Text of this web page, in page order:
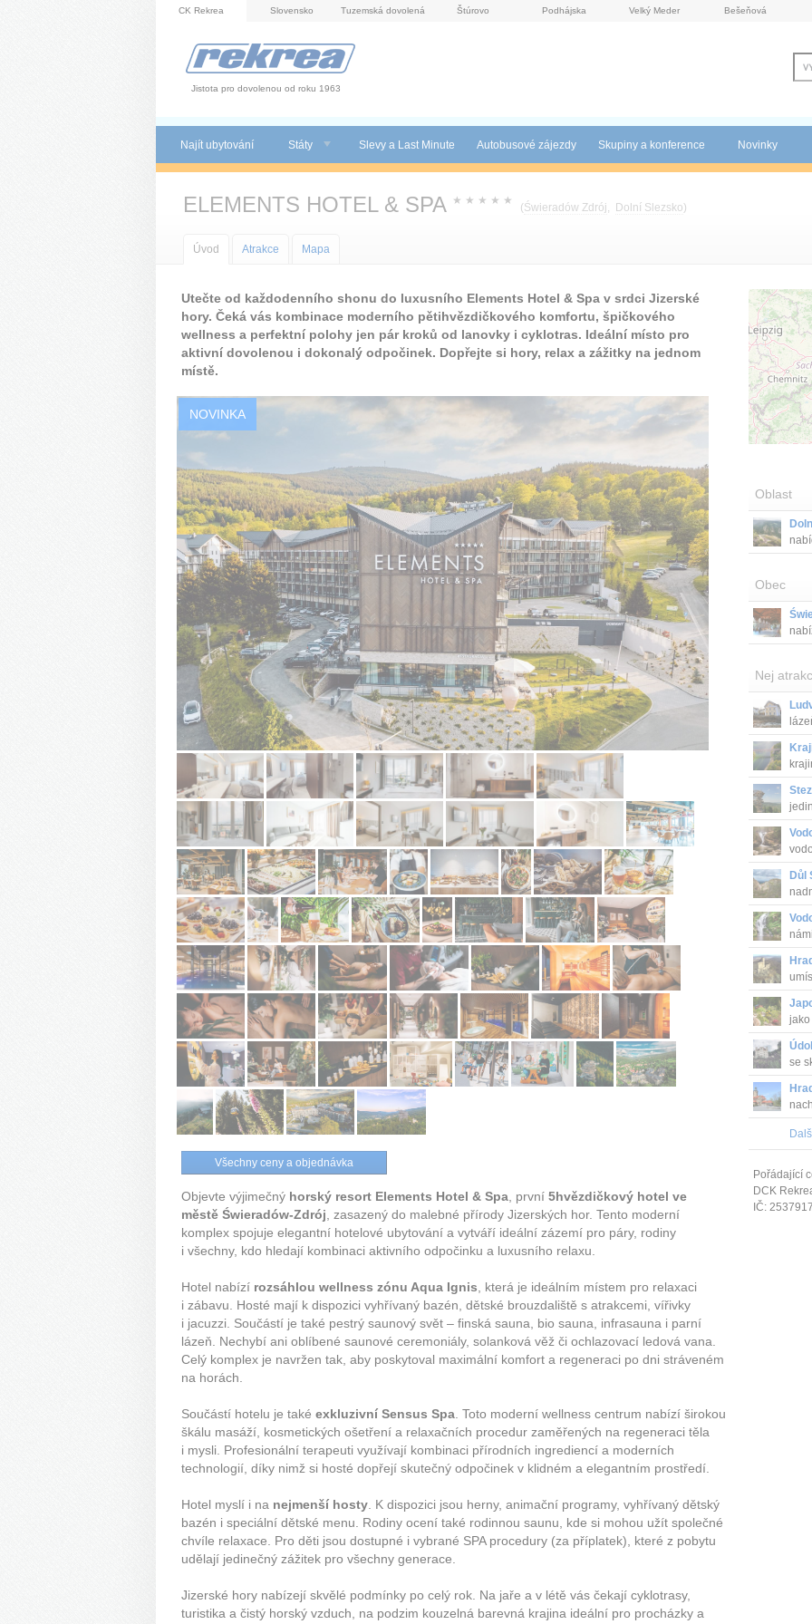
CK Rekrea Slovensko Tuzemská dovolená Štúrovo Podhájska Velký Meder Bešeňová
Jistota pro dovolenou od roku 1963
Najít ubytování Státy Slevy a Last Minute Autobusové zájezdy Skupiny a konference Novinky
ELEMENTS HOTEL & SPA ★ ★ ★ ★ ★
(Świeradów Zdrój, Dolní Slezsko)
Úvod Atrakce Mapa
Utečte od každodenního shonu do luxusního Elements Hotel & Spa v srdci Jizerské
hory. Čeká vás kombinace moderního pětihvězdičkového komfortu, špičkového
wellness a perfektní polohy jen pár kroků od lanovky i cyklotras. Ideální místo pro
aktivní dovolenou i dokonalý odpočinek. Dopřejte si hory, relax a zážitky na jednom
místě.
NOVINKA
Všechny ceny a objednávka
Objevte výjimečný horský resort Elements Hotel & Spa , první 5hvězdičkový hotel ve
městě Świeradów-Zdrój , zasazený do malebné přírody Jizerských hor. Tento moderní
komplex spojuje elegantní hotelové ubytování a vytváří ideální zázemí pro páry, rodiny
i všechny, kdo hledají kombinaci aktivního odpočinku a luxusního relaxu.
Hotel nabízí rozsáhlou wellness zónu Aqua Ignis , která je ideálním místem pro relaxaci
i zábavu. Hosté mají k dispozici vyhřívaný bazén, dětské brouzdaliště s atrakcemi, vířivky
i jacuzzi. Součástí je také pestrý saunový svět – finská sauna, bio sauna, infrasauna i parní
lázeň. Nechybí ani oblíbené saunové ceremoniály, solanková věž či ochlazovací ledová vana.
Celý komplex je navržen tak, aby poskytoval maximální komfort a regeneraci po dni stráveném
na horách.
Součástí hotelu je také exkluzivní Sensus Spa . Toto moderní wellness centrum nabízí širokou
škálu masáží, kosmetických ošetření a relaxačních procedur zaměřených na regeneraci těla
i mysli. Profesionální terapeuti využívají kombinaci přírodních ingrediencí a moderních
technologií, díky nimž si hosté dopřejí skutečný odpočinek v klidném a elegantním prostředí.
Hotel myslí i na nejmenší hosty . K dispozici jsou herny, animační programy, vyhřívaný dětský
bazén i speciální dětské menu. Rodiny ocení také rodinnou saunu, kde si mohou užít společné
chvíle relaxace. Pro děti jsou dostupné i vybrané SPA procedury (za příplatek), které z pobytu
udělají jedinečný zážitek pro všechny generace.
Jizerské hory nabízejí skvělé podmínky po celý rok. Na jaře a v létě vás čekají cyklotrasy,
turistika a čistý horský vzduch, na podzim kouzelná barevná krajina ideální pro procházky a
Oblast
Obec
Nej
Důl
jako
se
na
Pořádající
DCK
IČ: